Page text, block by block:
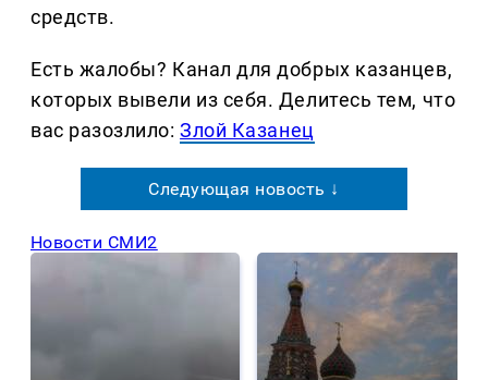
средств.
Есть жалобы? Канал для добрых казанцев,
которых вывели из себя. Делитеcь тем, что
вас разозлило:Злой Казанец
Следующая новость ↓
Новости СМИ2